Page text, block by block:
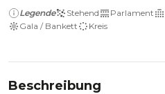
Legende Stehend Parlament
Gala / Bankett
Kreis
Beschreibung